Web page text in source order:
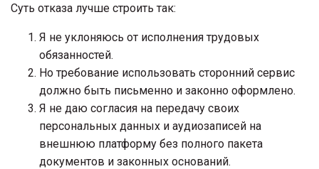
Суть отказа лучше строить так:
Я не уклоняюсь от исполнения трудовых
обязанностей.
Но требование использовать сторонний сервис
должно быть письменно и законно оформлено.
Я не даю согласия на передачу своих
персональных данных и аудиозаписей на
внешнюю платформу без полного пакета
документов и законных оснований.